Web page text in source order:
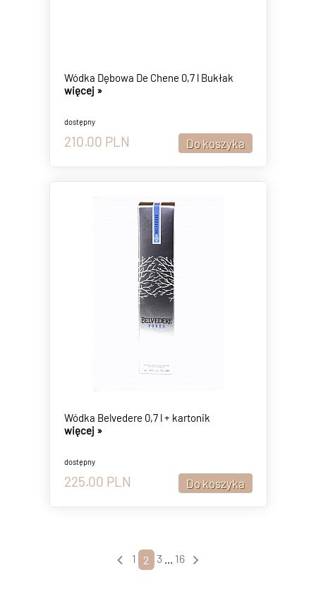
Wódka Dębowa De Chene 0,7 l Bukłak
więcej »
dostępny
210.00 PLN
Wódka Belvedere 0,7 l + kartonik
więcej »
dostępny
225.00 PLN
1 2 3... 16